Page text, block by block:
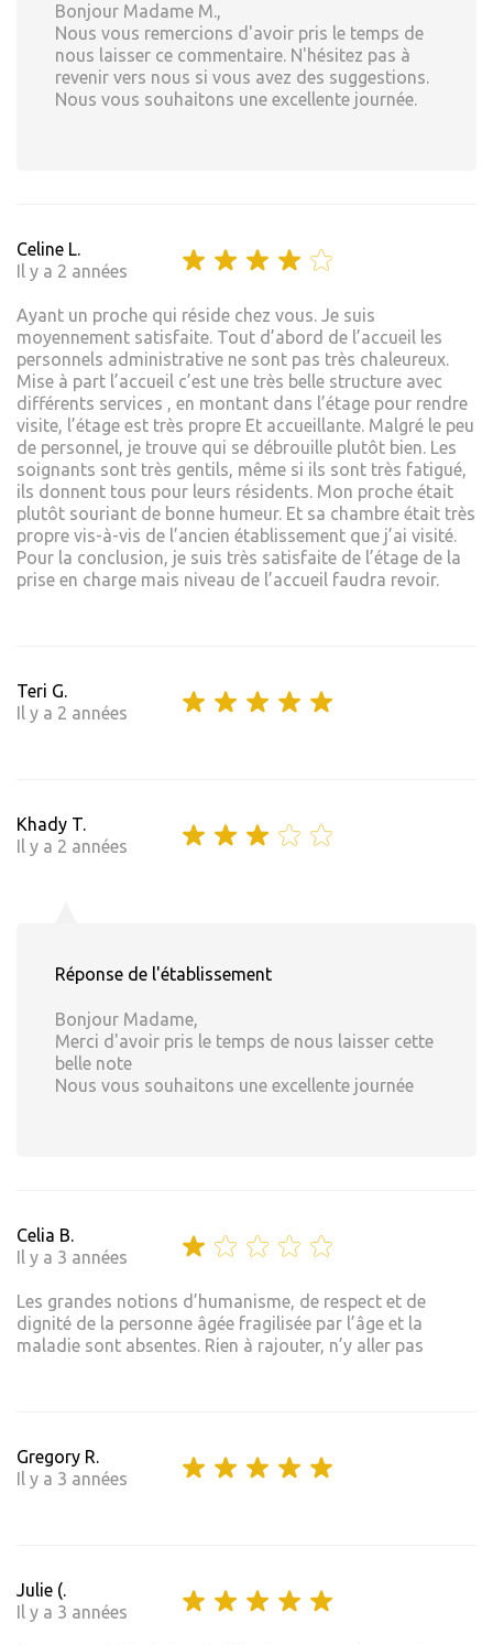
Bonjour Madame M.,
Nous vous remercions d'avoir pris le temps de
nous laisser ce commentaire. N'hésitez pas à
revenir vers nous si vous avez des suggestions.
Nous vous souhaitons une excellente journée.
Celine L.
Il y a 2 années
Ayant un proche qui réside chez vous. Je suis
moyennement satisfaite. Tout d’abord de l’accueil les
personnels administrative ne sont pas très chaleureux.
Mise à part l’accueil c’est une très belle structure avec
différents services , en montant dans l’étage pour rendre
visite, l’étage est très propre Et accueillante. Malgré le peu
de personnel, je trouve qui se débrouille plutôt bien. Les
soignants sont très gentils, même si ils sont très fatigué,
ils donnent tous pour leurs résidents. Mon proche était
plutôt souriant de bonne humeur. Et sa chambre était très
propre vis-à-vis de l’ancien établissement que j’ai visité.
Pour la conclusion, je suis très satisfaite de l’étage de la
prise en charge mais niveau de l’accueil faudra revoir.
Teri G.
Il y a 2 années
Khady T.
Il y a 2 années
Réponse de l'établissement
Bonjour Madame,
Merci d'avoir pris le temps de nous laisser cette
belle note
Nous vous souhaitons une excellente journée
Celia B.
Il y a 3 années
Les grandes notions d’humanisme, de respect et de
dignité de la personne âgée fragilisée par l’âge et la
maladie sont absentes. Rien à rajouter, n’y aller pas
Gregory R.
Il y a 3 années
Julie (.
Il y a 3 années